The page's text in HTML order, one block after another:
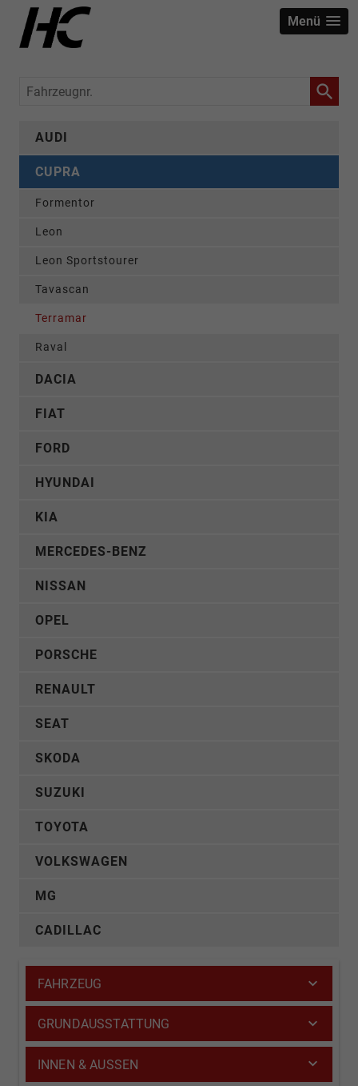
Menü
Fahrzeugnr.
AUDI
CUPRA
Formentor
Leon
Leon Sportstourer
Tavascan
Terramar
Raval
DACIA
FIAT
FORD
HYUNDAI
KIA
MERCEDES-BENZ
NISSAN
OPEL
PORSCHE
RENAULT
SEAT
SKODA
SUZUKI
TOYOTA
VOLKSWAGEN
MG
CADILLAC
FAHRZEUG
GRUNDAUSSTATTUNG
INNEN & AUSSEN